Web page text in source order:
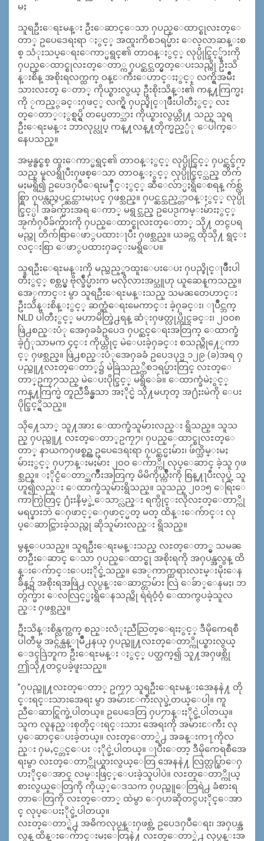
မႈ
သူရဦးေရႊမန္း ဦးေဆာင္ေသာ ႁပည္ေထာင္စုလႊတ္ေ
တာ္ ဥပေဒေရးရာ ႏွင့္ အထူးကိစၥရပ္မ်ား ေလ့လာဆန္းစ
စ္ သံုးသပ္ေရးေကာ္မရွင္၏ တာဝန္ႏွင့္ လုပ္ပိုင္ခြင့္မ်ားကို
ႁပည္ေထာင္စုလႊတ္ေတာ္က ႁပင္ဆင္သတ္မွတ္ေပးသည္ကို ဦးသိ
န္းစိန္ အစိုးရလက္ထက္ ဝန္ႄကီးေဟာင္းႏွင့္ လက္ရွိအမ်ိဳး
သားလႊတ္ ေတာ္ ကိုယ္စားလွယ္ ဦးစိုးသိန္း၏ ကန္႔ကြက္မႈ
ကို ႂကည့္ႁခင္းႁဖင့္ လက္ရွိ ႁပည္ခိုင္ႃဖိဳးပါတီႏွင့္ လႊ
တ္ေတာ္ႏွစ္ရပ္ရွိ တပ္မေတာ္သား ကိုယ္စားလွယ္တို႔ သည္ သူရ
ဦးေရႊမန္း ဘာလုပ္လုပ္ ကန္႔လန္႔တိုက္မည့္ပံု ေပါက္ေ
နေပသည္။
အမွန္စင္စစ္ ထူးေကာ္မရွင္၏ တာဝန္ႏွင့္ လုပ္ပိုင္ခြင့္ ႁပင္ဆင္ခ်က္
သည္ မူလရွိႃပီးႁဖစ္ေသာ တာဝန္ႏွင့္ လုပ္ပိုင္ခြင့္သည္ တိက်
မႈမရွိ၍ ဥပေဒႁပဳေရးမ႑ိဳင္ႏွင့္ ဆီေလ်ာ္မႈရွိေစရန္ က်စ္လ်
စ္စြာ ႁပန္လည္ႁပင္ဆင္ထားမႈပင္ ႁဖစ္သည္။ ႁပင္ဆင္သည့္တာဝန္ႏွင့္ လုပ္ပို
င္ခြင့္ပါ အခ်က္မ်ားအရ ေကာ္ မရွင္သည္ ဥပေဒႂကမ္းမ်ားႏွင့္
အႂကံႁပဳခ်က္မ်ားကို ႁပည္ေထာင္စုလႊတ္ေတာ္ သို႔ တင္ႁပရ
မည္ဟု တိက်စြာေဖာ္ႁပထားႃပီး ႁဖစ္သည္။ ယခင္က ထိုသို႔ ရွင္း
လင္းစြာ ေဖာ္ႁပထားႁခင္းမရွိေပ။
သူရဦးေရႊမန္းကို မည္သည့္ရာထူးေပးေပး ႁပည္ခိုင္ႃဖိဳးပါ
တီႏွင့္ စစ္တပ္မွ ဗိုလ္ခ်ဳပ္မ်ားက မလိုလားအပ္သူဟု ယူဆေနႂကသည္။
အေႂကာင္း မွာ သူရဦးေရႊမန္းသည္ သမၼတေဟာင္း
ဦးသိန္းစိန္ႏွင့္ ဆက္ဆံေရးမေကာင္း ခဲ့ႁခင္း၊ ႃပိဳင္ဘက္
NLD ပါတီႏွင့္ မဟာမိတ္ဖြဲ႕ရန္ ဆံုးႁဖတ္လုပ္ကိုင္ႁခင္း၊ ၂၀ဝ၈
ဖြဲ႕စည္းပံု အေႁခခံဥပေဒ ႁပင္ဆင္ေရးအတြက္ ေထာက္ခံ
ခဲ့႐ံုသာမက ၄င္း ကိုယ္တိုင္ မဲေပးခဲ့ႁခင္း စသည္တို႔ေႂကာ
င့္ ႁဖစ္သည္။ ဖြဲ႕စည္းပံုအေႁခခံ ဥပေဒပုဒ္မ ၁၂၉ (ခ)အရ ႁ
ပည္သူ႔လႊတ္ေတာ္၌ မဲခြဲသည့္ကိစၥရပ္မ်ားတြင္ လႊတ္ေ
တာ္ဥကၠ႒သည္ မဲေပးပိုင္ခြင့္ မရွိေခ်။ ေထာက္ခံမဲႏွင့္
ကန္႔ကြက္မဲ တူညီခ်ိန္မွသာ အႏိုင္မဲ သို႔မဟုတ္ အ႐ံႈးမဲကို ေပး
ပိုင္ခြင့္ရွိသည္။
သို႔ေသာ္ သူ႔အား ေထာက္ခံသူမ်ားလည္း ရွိသည္။ သူသ
ည္ ႁပည္သူ႔ လႊတ္ေတာ္ဥကၠ႒၊ ႁပည္ေထာင္စုလႊတ္ေ
တာ္ နာယကႁဖစ္စဥ္က ဥပေဒေရးရာ ႁပင္ဆင္မႈမ်ား၊ ဖ်က္သိမ္းမႈ
မ်ားႏွင့္ ႁပ႒ာန္းမႈမ်ား ၂၀ဝ ေက်ာ္ကို လုပ္ေဆာင္ ခဲ့သူ ႁဖ
စ္သည္။ ႏိုင္ငံေတာ္အက်ိဳးအတြက္ မိမိကိုယ္က်ိဳးကို စြန္႔ႃပီးလုပ္ခဲ့ သူ
ဟူ၍လည္း ေထာက္ခံသူမ်ားရွိသည္။ သူသည္ ၂၀၁၅ ေရြးေ
ကာက္ပြဲတြင္ ႐ံႈးနိမ့္ခဲ့ေသာ္လည္း ရက္ပိုင္းလိုလႊတ္ေတာ္ကို
မရပ္နားဘဲ ေႁဖာင့္ေႁဖာင့္မတ္ မတ္ ထိန္းေက်ာင္း လု
ပ္ေဆာင္သြားခဲ့သည္ဟု ဆိုသူမ်ားလည္း ရွိသည္။
မွန္ေပသည္။ သူရဦးေရႊမန္းသည္ လႊတ္ေတာ္မွ သမၼ
တဦးေဆာင္ ေသာ ႁပည္ေထာင္စု အစိုးရကို အႁပန္အလွန္ ထိ
န္းေက်ာင္းေပးႏိုင္ခဲ့သည္။ အေႂကာက္တရားလႊမ္းမိုးေန
ခ်ိန္၌ အစိုးရအဖြဲ႕ လုပ္ငန္းေဆာင္တာမ်ား လြဲ ေခ်ာ္ေနမႈ၊ ဘ
တ္ဂ်က္မ်ား ေလလြင့္မႈရွိေနသည္ကို ရဲရဲဝံ့ဝံ့ ေထာက္ႁပခဲ့သူလ
ည္း ႁဖစ္သည္။
ဦးသိန္းစိန္လက္ထက္ စည္းလံုးညီညြတ္ေရးႏွင့္ ဒီမိုကေရစီ
ပါတီမွ အင္ဂ်န္ယန္ႃမိဳ႕နယ္ ႁပည္သူ႔လႊတ္ေတာ္ကိုယ္စားလွယ္
ေဒၚဒြဲဘူက ဦးေရႊမန္း ႏွင့္ ပတ္သက္၍ သူ႔အႁဖစ္ကို
ဤသို႔တင္ႁပခဲ့ဖူးသည္။
”ႁပည္သူ႔လႊတ္ေတာ္ ဥကၠ႒ သူရဦးေရႊမန္းအေနနဲ႔ တို
င္းရင္းသားအေရး မွာ အမ်ားႄကီးလုပ္ခဲ့တယ္ေပါ့။ ကူ
ညီေဆာင္ရြက္ခဲ့ပါတယ္။ ဥပေဒေတြ ႁပ႒ာန္းႏိုင္ခဲ့ပါတယ္။
သူက လူနည္းစုတိုင္းရင္းသား အေရးကို အမ်ားႄကီး လု
ပ္ေဆာင္ေပးခဲ့တယ္။ လႊတ္ေတာ္ရဲ႕ အခန္းက႑ကိုလ
ည္း ႁမႇင့္တင္ေပး ႏိုင္ခဲ့ပါတယ္။ ႃပီးေတာ့ ဒီမိုကေရစီအေ
ရးမွာ လႊတ္ေတာ္ကိုယ္စားလွယ္ေတြ အေနနဲ႔ လြတ္လပ္စြာေႁ
ပာႏိုင္ေအာင္ လမ္းဖြင့္ေပးခဲ့သူပါပဲ။ လႊတ္ေတာ္ကိုယ္
စားလွယ္ေတြကို ကိုယ့္ေဒသက ႁပည္သူေတြရဲ႕ ခံစားရ
တာေတြကို လႊတ္ေတာ္ ထဲမွာ ေႁပာဆိုတင္ႁပႏိုင္ေအာ
င္ လုပ္ေပးႏိုင္ခဲ့ပါတယ္။
လႊတ္ေတာ္ရဲ႕ အဓိကလုပ္ငန္းႁဖစ္တဲ့ ဥပေဒႁပဳေရး၊ အႁပန္အ
လွန္ ထိန္းေက်ာင္းမႈေတြနဲ႔ လႊတ္ေတာ္ရဲ႕ လုပ္ငန္းအ